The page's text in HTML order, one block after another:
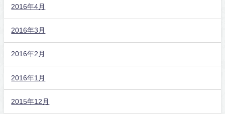
2016年4月
2016年3月
2016年2月
2016年1月
2015年12月